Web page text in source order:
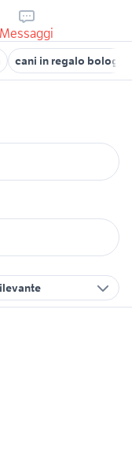
Messaggi
cani in regalo bologna